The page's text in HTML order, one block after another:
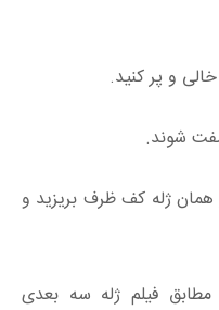
و پر کنید.
شوند.
ژله کف ظرف بریزید و
فیلم ژله سه بعدی